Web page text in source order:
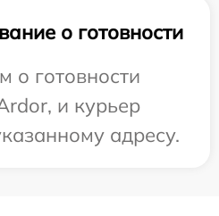
о готовности
готовности
и курьер
адресу.